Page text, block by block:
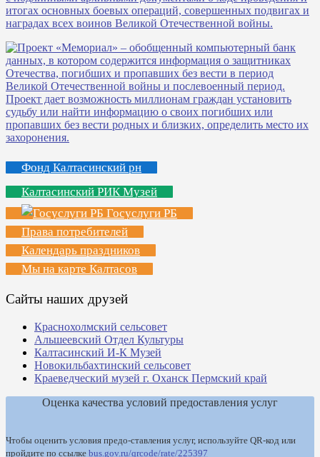
Фонд Калтасинский рн
Калтасинский РИК Музей
Госуслуги РБ
Права потребителей
Календарь праздников
Мы на карте Калтасов
Сайты наших друзей
Краснохолмский сельсовет
Альшеевский Отдел Культуры
Калтасинский И-К Музей
Новокильбахтинский сельсовет
Краеведческий музей г. Оханск Пермский край
Оценка качества условий предоставления услуг
Чтобы оценить условия предо-ставления услуг, используйте QR-код или
пройдите по ссылке bus.gov.ru/qrcode/rate/225397